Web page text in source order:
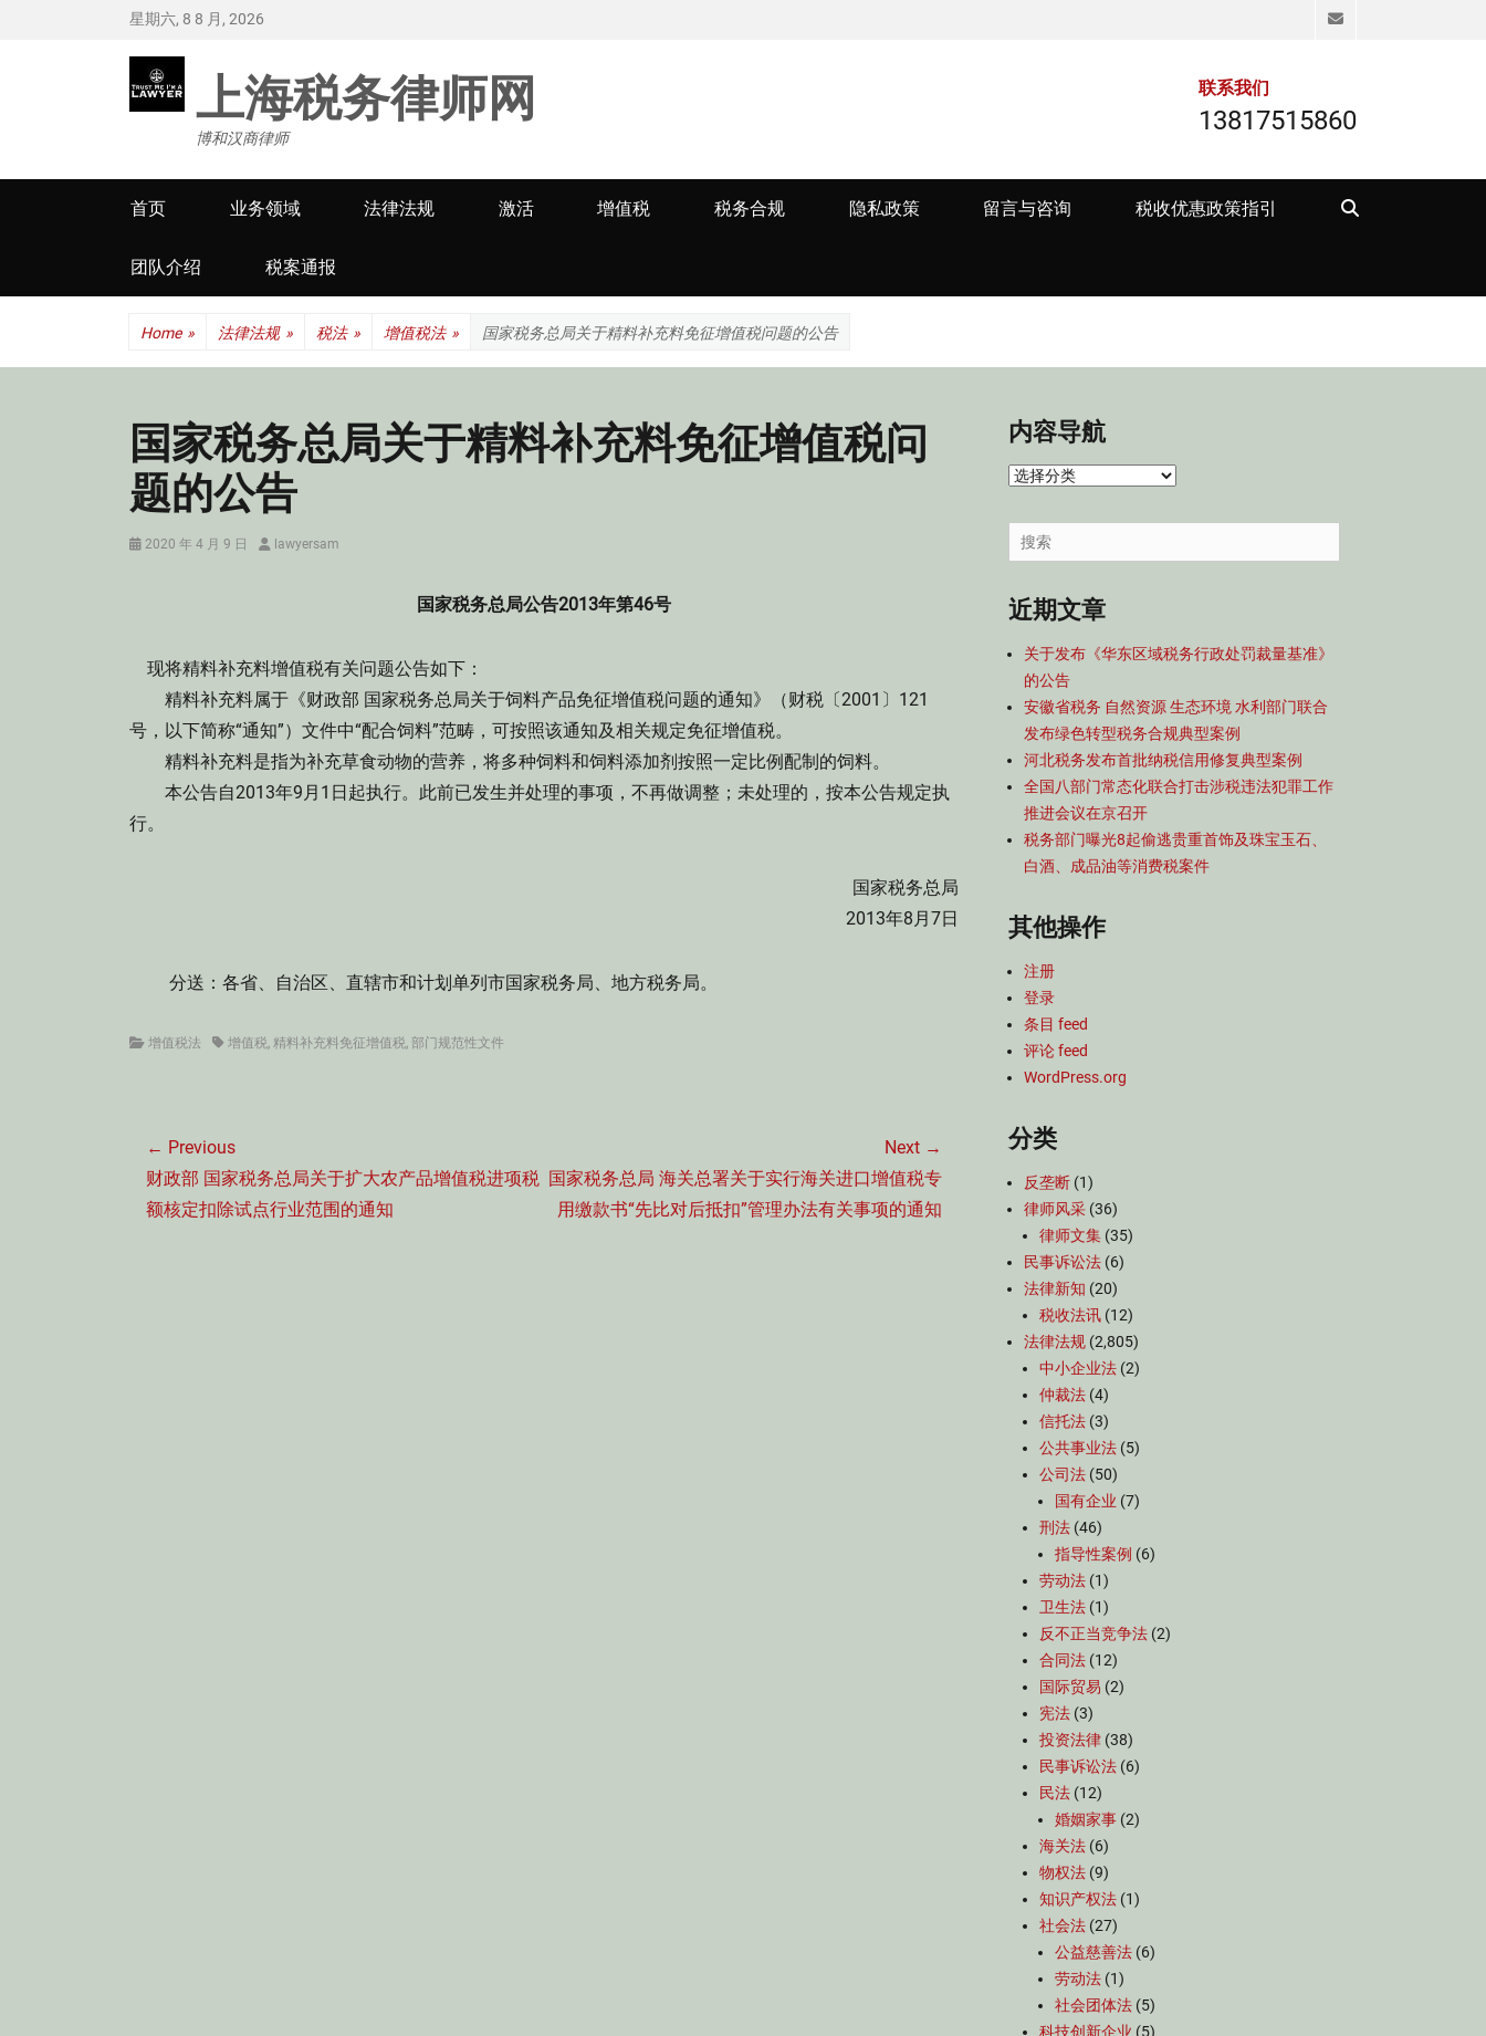
星期六, 8 8 月, 2026 Email
上海税务律师网
博和汉商律师
联系我们
13817515860
Primary
menu
首页 业务领域 法律法规 激活 增值税 税务合规 隐私政策 留言与咨询 税收优惠政策指引
团队介绍 税案通报
Home » 法律法规 » 税法 » 增值税法 » 国家税务总局关于精料补充料免征增值税问题的公告
国家税务总局关于精料补充料免征增值税问
题的公告
Posted
2020 年 4 月 9 日 Authorlawyersam
国家税务总局公告2013年第46号
现将精料补充料增值税有关问题公告如下：
精料补充料属于《财政部 国家税务总局关于饲料产品免征增值税问题的通知》（财税〔2001〕121
号，以下简称“通知”）文件中“配合饲料”范畴，可按照该通知及相关规定免征增值税。
精料补充料是指为补充草食动物的营养，将多种饲料和饲料添加剂按照一定比例配制的饲料。
本公告自2013年9月1日起执行。此前已发生并处理的事项，不再做调整；未处理的，按本公告规定执
行。
国家税务总局
2013年8月7日
分送：各省、自治区、直辖市和计划单列市国家税务局、地方税务局。
Categories
增值税法 Tags增值税, 精料补充料免征增值税, 部门规范性文件
章
导
航
← Previous
Previous
post:
财政部 国家税务总局关于扩大农产品增值税进项税
额核定扣除试点行业范围的通知
Next →
Next
post:
国家税务总局 海关总署关于实行海关进口增值税专
用缴款书“先比对后抵扣”管理办法有关事项的通知
内容导航
内
导
航
Search
for:
近期文章
关于发布《华东区域税务行政处罚裁量基准》
的公告
安徽省税务 自然资源 生态环境 水利部门联合
发布绿色转型税务合规典型案例
河北税务发布首批纳税信用修复典型案例
全国八部门常态化联合打击涉税违法犯罪工作
推进会议在京召开
税务部门曝光8起偷逃贵重首饰及珠宝玉石、
白酒、成品油等消费税案件
其他操作
注册
登录
条目 feed
评论 feed
WordPress.org
分类
反垄断 (1)
律师风采 (36)
律师文集 (35)
民事诉讼法 (6)
法律新知 (20)
税收法讯 (12)
法律法规 (2,805)
中小企业法 (2)
仲裁法 (4)
信托法 (3)
公共事业法 (5)
公司法 (50)
国有企业 (7)
刑法 (46)
指导性案例 (6)
劳动法 (1)
卫生法 (1)
反不正当竞争法 (2)
合同法 (12)
国际贸易 (2)
宪法 (3)
投资法律 (38)
民事诉讼法 (6)
民法 (12)
婚姻家事 (2)
海关法 (6)
物权法 (9)
知识产权法 (1)
社会法 (27)
公益慈善法 (6)
劳动法 (1)
社会团体法 (5)
科技创新企业 (5)